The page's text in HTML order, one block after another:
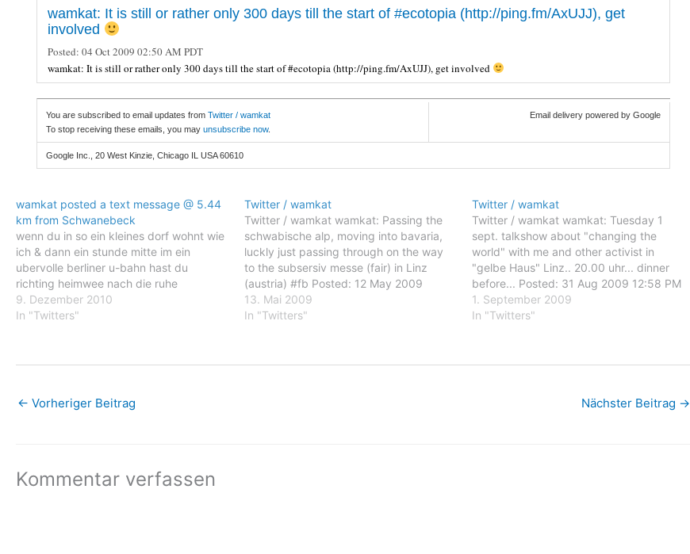
wamkat: It is still or rather only 300 days till the start of #ecotopia (http://ping.fm/AxUJJ), get
involved
Posted: 04 Oct 2009 02:50 AM PDT
wamkat: It is still or rather only 300 days till the start of #ecotopia (http://ping.fm/AxUJJ), get involved
You are subscribed to email updates from Twitter / wamkat
To stop receiving these emails, you may unsubscribe now.
Email delivery powered by Google
Google Inc., 20 West Kinzie, Chicago IL USA 60610
wamkat posted a text message @ 5.44
km from Schwanebeck
wenn du in so ein kleines dorf wohnt wie
ich & dann ein stunde mitte im ein
ubervolle berliner u-bahn hast du
richting heimwee nach die ruhe
9. Dezember 2010
In "Twitters"
Twitter / wamkat
Twitter / wamkat wamkat: Passing the
schwabische alp, moving into bavaria,
luckly just passing through on the way
to the subsersiv messe (fair) in Linz
(austria) #fb Posted: 12 May 2009
05:32 AM PDT wamkat: Passing the
schwabische alp, moving into bavaria,
13. Mai 2009
In "Twitters"
Twitter / wamkat
Twitter / wamkat wamkat: Tuesday 1
sept. talkshow about "changing the
world" with me and other activist in
"gelbe Haus" Linz.. 20.00 uhr... dinner
before... Posted: 31 Aug 2009 12:58 PM
PDT wamkat: Tuesday 1 sept. talkshow
about "changing the world" with me and
1. September 2009
In "Twitters"
← Vorheriger Beitrag Nächster Beitrag →
Kommentar verfassen